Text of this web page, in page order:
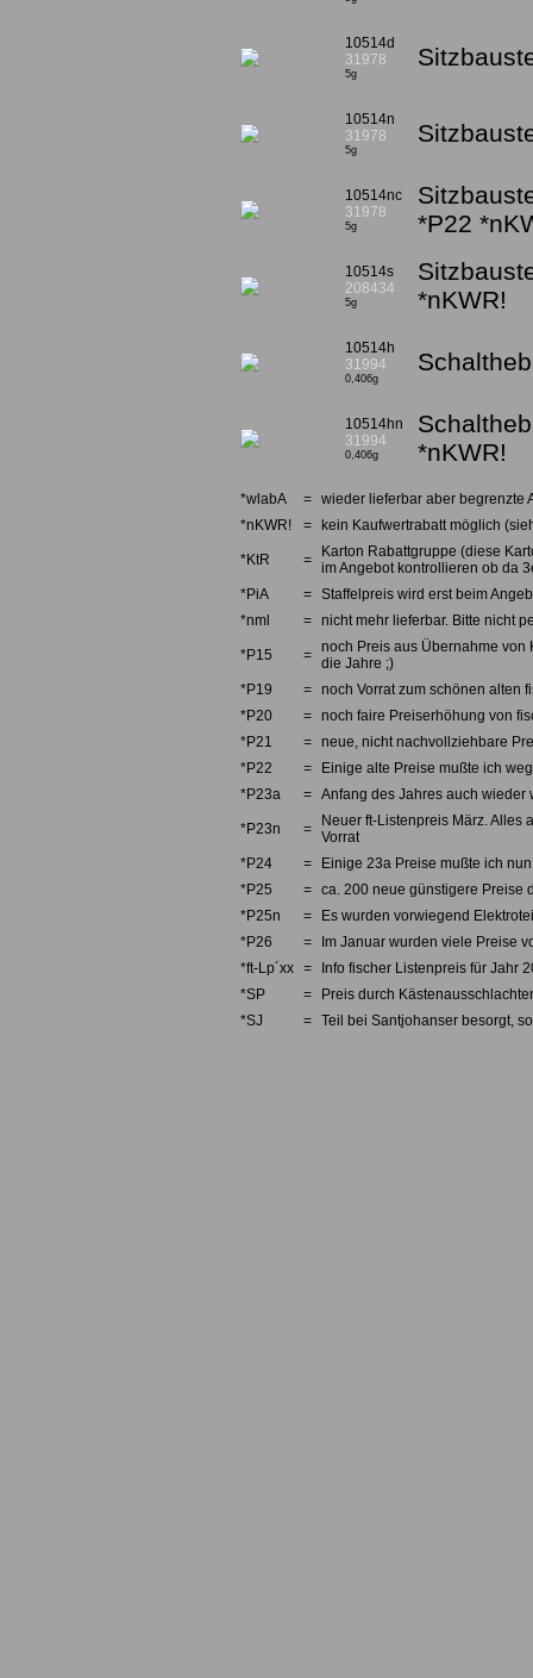
10514d
31978
5g
10514n
31978
5g
10514nc
31978
5g
*P22
10514s
208434
5g
*nKWR!
10514h
31994
0,406g
10514hn
31994
0,406g
*nKWR!
*wlabA = wieder lieferbar aber begrenzte
*nKWR!
= kein Kaufwertrabatt möglich
*KtR =
Karton Rabattgruppe (diese
im Angebot kontrollieren ob da
*PiA
= Staffelpreis wird erst beim
*nml
= nicht mehr lieferbar. Bitte nicht
*P15 = noch Preis aus Übernahme von
die Jahre ;)
*P19
= noch Vorrat zum schönen alten
*P20
= noch faire Preiserhöhung von
*P21
= neue, nicht nachvollziehbare
*P22
=
Einige alte Preise mußte ich
*P23a
= Anfang des Jahres auch
*P23n =
Neuer ft-Listenpreis März. Alles
Vorrat
*P24
=
Einige 23a Preise mußte ich
*P25
= ca. 200 neue günstigere Preise
*P25n
=
Es wurden vorwiegend
*P26
=
Im Januar wurden viele Preise
*ft-Lp´xx =
Info fischer Listenpreis für Jahr
*SP
=
Preis durch
*SJ
= Teil bei Santjohanser besorgt,